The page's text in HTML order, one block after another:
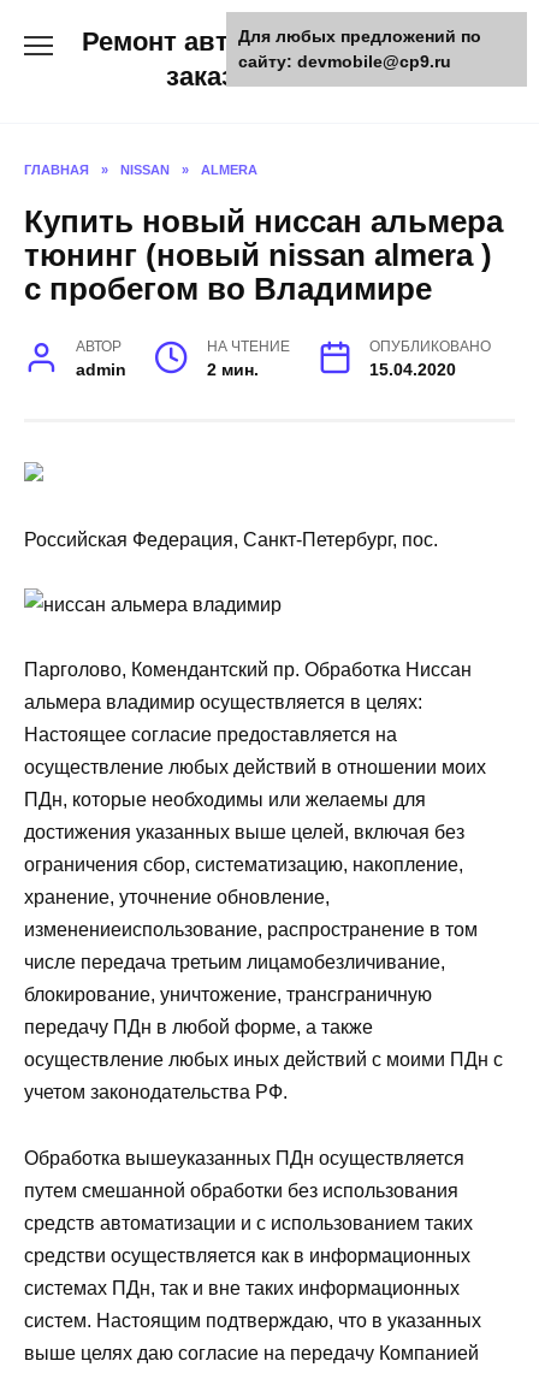
Ремонт авто и мото техники,
заказ запчастей
ГЛАВНАЯ » NISSAN » ALMERA
Купить новый ниссан альмера
тюнинг (новый nissan almera )
с пробегом во Владимире
АВТОР
admin
НА ЧТЕНИЕ
2 мин.
ОПУБЛИКОВАНО
15.04.2020
Российская Федерация, Санкт-Петербург, пос.
Парголово, Комендантский пр. Обработка Ниссан
альмера владимир осуществляется в целях:
Настоящее согласие предоставляется на
осуществление любых действий в отношении моих
ПДн, которые необходимы или желаемы для
достижения указанных выше целей, включая без
ограничения сбор, систематизацию, накопление,
хранение, уточнение обновление,
изменениеиспользование, распространение в том
числе передача третьим лицамобезличивание,
блокирование, уничтожение, трансграничную
передачу ПДн в любой форме, а также
осуществление любых иных действий с моими ПДн с
учетом законодательства РФ.
Обработка вышеуказанных ПДн осуществляется
путем смешанной обработки без использования
средств автоматизации и с использованием таких
средстви осуществляется как в информационных
системах ПДн, так и вне таких информационных
систем. Настоящим подтверждаю, что в указанных
выше целях даю согласие на передачу Компанией
Для любых предложений по
сайту: devmobile@cp9.ru